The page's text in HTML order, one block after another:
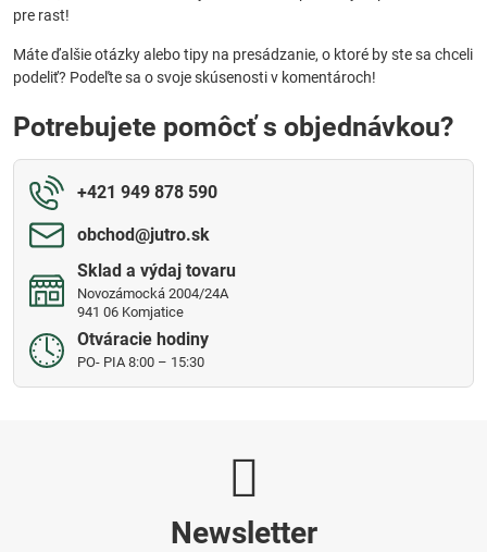
pre rast!
Máte ďalšie otázky alebo tipy na presádzanie, o ktoré by ste sa chceli
podeliť? Podeľte sa o svoje skúsenosti v komentároch!
Potrebujete pomôcť s objednávkou?
+421 949 878 590
obchod​@jutro​.sk
Sklad a výdaj tovaru
Novozámocká 2004/24A
941 06 Komjatice
Otváracie hodiny
PO- PIA 8:00 – 15:30
Newsletter